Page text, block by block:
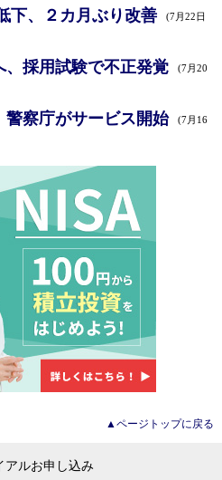
下、２カ月ぶり改善 (7月22日
、採用試験で不正発覚
(7月20
察庁がサービス開始
(7月16
▲ページトップに戻る
アルお申し込み